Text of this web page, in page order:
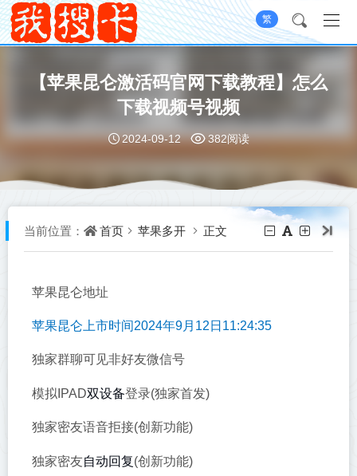
繁
【苹果昆仑激活码官网下载教程】怎么
下载视频号视频
2024-09-12 382阅读
当前位置： 首页 苹果多开 正文
苹果昆仑地址
苹果昆仑上市时间2024年9月12日11:24:35
独家群聊可见非好友微信号
模拟IPAD双设备登录(独家首发)
独家密友语音拒接(创新功能)
独家密友自动回复(创新功能)